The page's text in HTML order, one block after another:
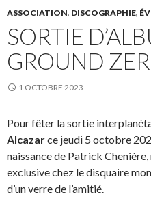
ASSOCIATION, DISCOGRAPHIE,
SORTIE
GROUND
1 OCTOBRE 2023
Pour fêter la sortie
Alcazarce jeudi 5 octobre
naissance de Patrick
exclusive chez le disquaire
d’un verre de l’amitié.